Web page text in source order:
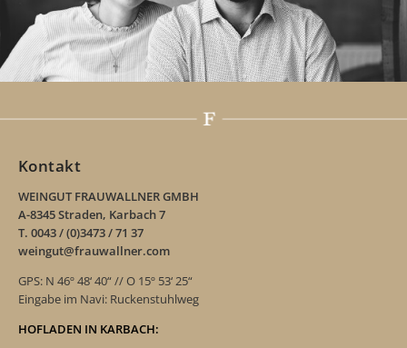
Kontakt
WEINGUT FRAUWALLNER GMBH
A-8345 Straden, Karbach 7
T. 0043 / (0)3473 / 71 37
weingut@frauwallner.com
GPS: N 46º 48‘ 40“ // O 15º 53‘ 25“
Eingabe im Navi: Ruckenstuhlweg
HOFLADEN IN KARBACH: